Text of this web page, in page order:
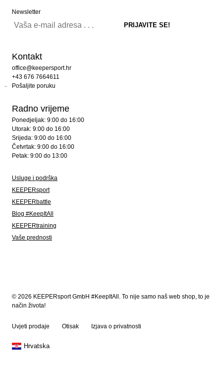
Newsletter
Kontakt
office@keepersport.hr
+43 676 7664611
Pošaljite poruku
Radno vrijeme
Ponedjeljak: 9:00 do 16:00
Utorak: 9:00 do 16:00
Srijeda: 9:00 do 16:00
Četvrtak: 9:00 do 16:00
Petak: 9:00 do 13:00
Usluge i podrška
KEEPERsport
KEEPERbattle
Blog #KeepItAll
KEEPERtraining
Vaše prednosti
© 2026 KEEPERsport GmbH #KeepItAll. To nije samo naš web shop, to je
način života!
Uvjeti prodaje Otisak Izjava o privatnosti
Hrvatska